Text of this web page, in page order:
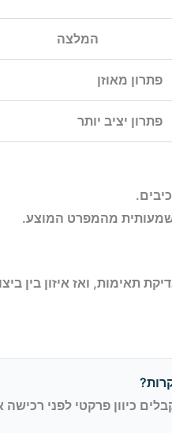
המלצה
פתרון מאוזן
פתרון יציב יותר
מהמפרט המוצע.
תאימות, ואז איזון בין
כיוון פרקטי לפני רכישה